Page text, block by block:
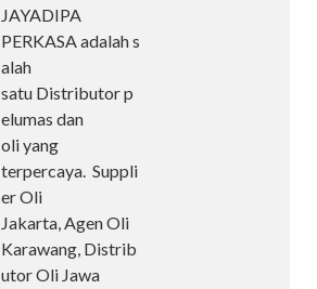
JAYADIPA
PERKASA adalah s
alah
satu Distributor p
elumas dan
oli yang
terpercaya. Suppli
er Oli
Jakarta, Agen Oli
Karawang, Distrib
utor Oli Jawa